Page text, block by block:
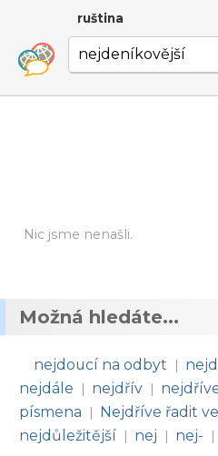
ruština
Nic jsme nenašli.
Možná hledáte...
nejdoucí na odbyt |
nejdále | nejdřív |
písmena
| Nejdříve řadit
nejdůležitější | nej | nej- |